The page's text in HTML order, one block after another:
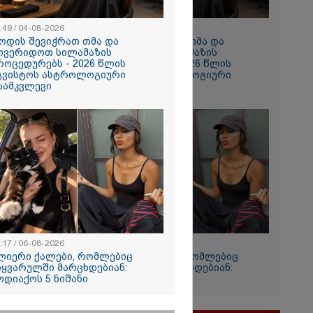
არ
- ქეთა
არის
ტოლფასი,
ვა­დას­ტუ­
თქვენ­
ნანუკა
როდის შევიჭრათ თმა და
მოვერიდოთ სილამაზის
პროცედურებს - 2026 წლის
აგვისტოს ასტროლოგიური
ძლიერი ქალები, რომლებიც
სიყვარულში მარცხდებიან:
/ 04-08-2026
შევიჭრათ თმა და
სილამაზის
- 2026 წლის
ასტროლოგიური
/ 06-08-2026
ქალები, რომლებიც
მარცხდებიან:
5 ნიშანი